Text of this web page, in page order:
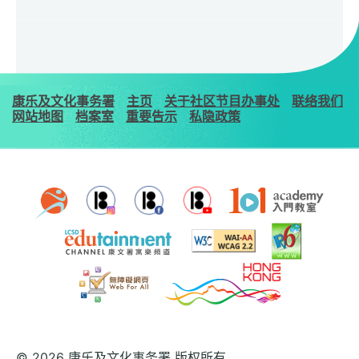
康乐及文化事务署 主页 关于社区节目办事处
联络我们
网站地图
档案室 重要告示 私隐政策